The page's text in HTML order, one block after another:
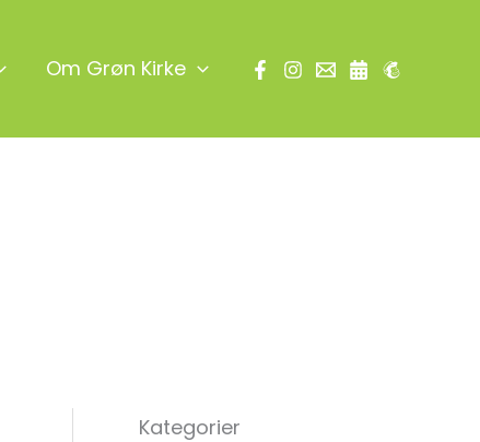
Om Grøn Kirke
Kategorier